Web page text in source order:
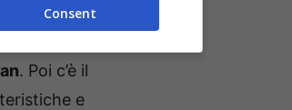
inSerie A
. Poi c’è il
e
Consent